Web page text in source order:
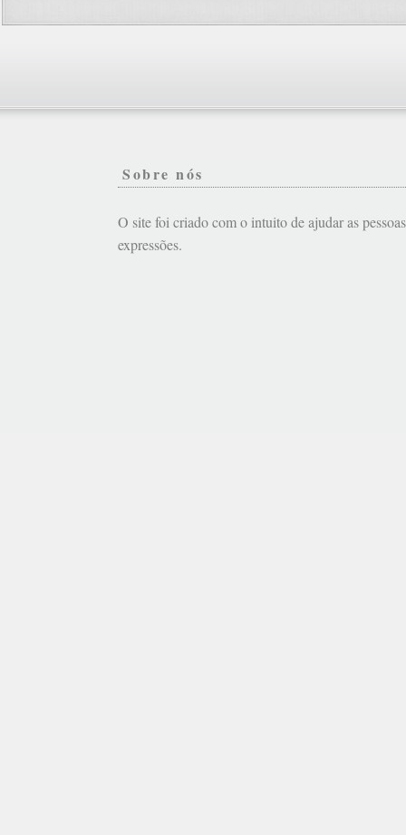
Sobre nós
O site foi criado com o intuito de ajudar as
expressões.